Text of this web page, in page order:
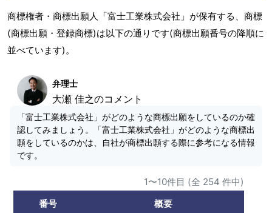
商標権者・商標出願人「富士工業株式会社」が保有する、商標
(商標出願・登録商標)は以下の通りです(商標出願番号の降順に
並べています)。
弁理士
大瀬 佳之のコメント
「富士工業株式会社」がどのような商標出願をしているのか確
認してみましょう。「富士工業株式会社」がどのような商標出
願をしているのかは、自社が商標出願する際に参考になる情報
です。
1〜10件目 (全 254 件中)
番号
概要